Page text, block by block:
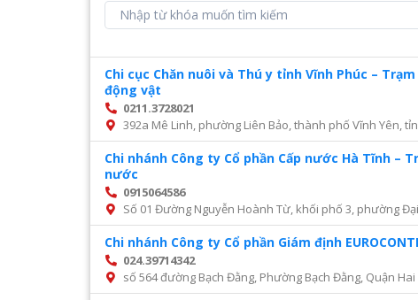
Chi cục Chăn nuôi và Thú y tỉnh Vĩnh Phúc –
động vật
0211.3728021
392a Mê Linh, phường Liên Bảo, thành phố Vĩnh Yên,
Chi nhánh Công ty Cổ phần Cấp nước Hà Tĩnh –
nước
0915064586
Số 01 Đường Nguyễn Hoành Từ, khối phố 3, phường
Chi nhánh Công ty Cổ phần Giám định
024.39714342
số 564 đường Bạch Đằng, Phường Bạch Đằng, Quận